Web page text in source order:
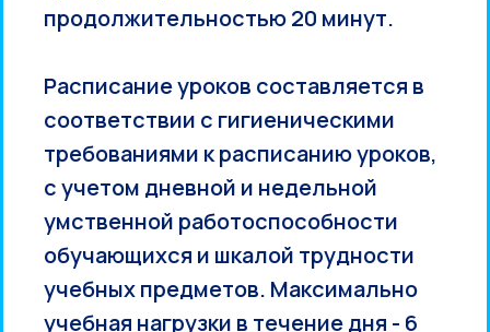
продолжительностью 20 минут.
Расписание уроков составляется в
соответствии с гигиеническими
требованиями к расписанию уроков,
с учетом дневной и недельной
умственной работоспособности
обучающихся и шкалой трудности
учебных предметов. Максимально
учебная нагрузки в течение дня - 6